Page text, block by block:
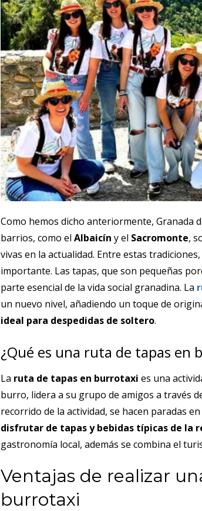
Como hemos dicho anteriormente, Granada
barrios, como el Albaicín y el Sacromonte,
vivas en la actualidad. Entre estas tradiciones,
importante. Las tapas, que son pequeñas
parte esencial de la vida social granadina. La
un nuevo nivel, añadiendo un toque de
ideal para despedidas de soltero.
¿Qué es una ruta de tapas en
La ruta de tapas en burrotaxi es una
burro, lidera a su grupo de amigos a través
recorrido de la actividad, se hacen paradas
disfrutar de tapas y bebidas típicas de la
gastronomía local, además se combina el
Ventajas de realizar
burrotaxi